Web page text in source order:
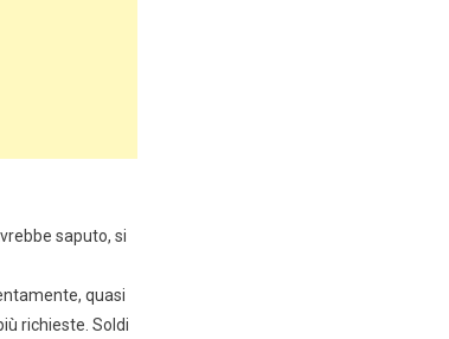
saputo, si
quasi
richieste. Soldi